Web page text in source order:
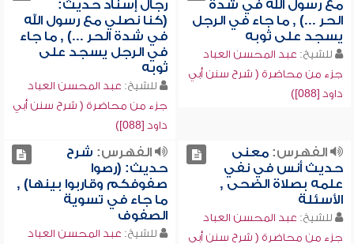
مع رسول الله في شدة
الحر ...) , ما جاء في الرجل
يسجد على ثوبه
للشيخ: عبد المحسن العباد
جزء من محاضرة ( شرح سنن أبي
داود [088])
رجال إسناد حديث:
(كنا نصلي مع رسول الله
في شدة الحر ...) , ما جاء
في الرجل يسجد على
ثوبه
للشيخ: عبد المحسن العباد
جزء من محاضرة ( شرح سنن أبي
داود [088])
الفهرس:معنى
حديث أنس في نفي
علمه بصلاة الضحى ,
الأسئلة
للشيخ: عبد المحسن العباد
جزء من محاضرة ( شرح سنن أبي
الفهرس: شرح
حديث: (رصوا
صفوفكم وقاربوا بينها) ,
ما جاء في تسوية
الصفوف
للشيخ: عبد المحسن العباد